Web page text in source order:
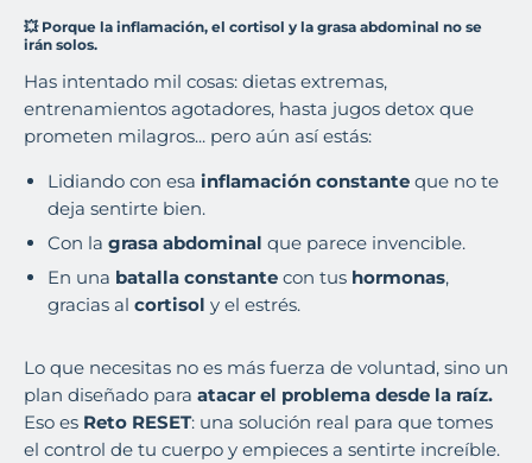
💥 Porque la inflamación, el cortisol y la grasa abdominal no se
irán solos.
Has intentado mil cosas: dietas extremas,
entrenamientos agotadores, hasta jugos detox que
prometen milagros... pero aún así estás:
Lidiando con esa inflamación constante que no te
deja sentirte bien.
Con la grasa abdominal que parece invencible.
En una batalla constante con tus hormonas,
gracias al cortisol y el estrés.
Lo que necesitas no es más fuerza de voluntad, sino un
plan diseñado para atacar el problema desde la raíz.
Eso es Reto RESET: una solución real para que tomes
el control de tu cuerpo y empieces a sentirte increíble.